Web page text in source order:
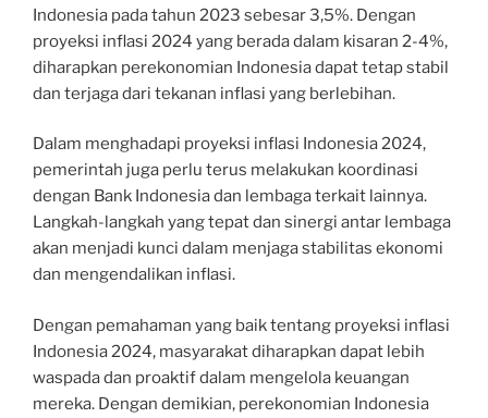
Indonesia pada tahun 2023 sebesar 3,5%. Dengan
proyeksi inflasi 2024 yang berada dalam kisaran 2-4%,
diharapkan perekonomian Indonesia dapat tetap stabil
dan terjaga dari tekanan inflasi yang berlebihan.
Dalam menghadapi proyeksi inflasi Indonesia 2024,
pemerintah juga perlu terus melakukan koordinasi
dengan Bank Indonesia dan lembaga terkait lainnya.
Langkah-langkah yang tepat dan sinergi antar lembaga
akan menjadi kunci dalam menjaga stabilitas ekonomi
dan mengendalikan inflasi.
Dengan pemahaman yang baik tentang proyeksi inflasi
Indonesia 2024, masyarakat diharapkan dapat lebih
waspada dan proaktif dalam mengelola keuangan
mereka. Dengan demikian, perekonomian Indonesia